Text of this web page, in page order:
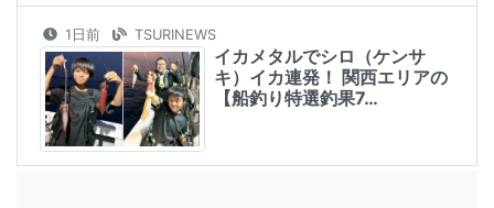
1日前 TSURINEWS
イカメタルでシロ（ケンサ
キ）イカ連発！ 関西エリアの
【船釣り特選釣果7…